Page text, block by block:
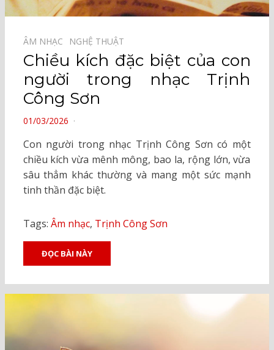
ÂM NHẠC⠀ NGHỆ THUẬT⠀
Chiều kích đặc biệt của con
người trong nhạc Trịnh
Công Sơn
POSTED
01/03/2026
Con người trong nhạc Trịnh Công Sơn có một
chiều kích vừa mênh mông, bao la, rộng lớn, vừa
sâu thẳm khác thường và mang một sức mạnh
tinh thần đặc biệt.
Tags: Âm nhạc, Trịnh Công Sơn
ĐỌC BÀI NÀY